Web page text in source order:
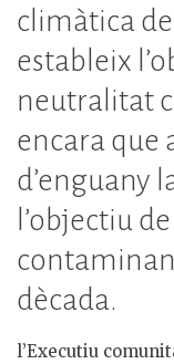
climàtica de
estableix
neutralitat
encara que
d’enguany
l’objectiu
dècada.
l’Executiu